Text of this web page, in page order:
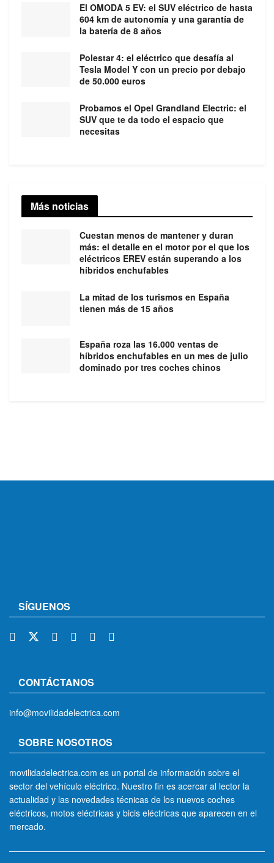
El OMODA 5 EV: el SUV eléctrico de hasta
604 km de autonomía y una garantía de
la batería de 8 años
Polestar 4: el eléctrico que desafía al
Tesla Model Y con un precio por debajo
de 50.000 euros
Probamos el Opel Grandland Electric: el
SUV que te da todo el espacio que
necesitas
Más noticias
Cuestan menos de mantener y duran
más: el detalle en el motor por el que los
eléctricos EREV están superando a los
híbridos enchufables
La mitad de los turismos en España
tienen más de 15 años
España roza las 16.000 ventas de
híbridos enchufables en un mes de julio
dominado por tres coches chinos
SÍGUENOS
CONTÁCTANOS
info@movilidadelectrica.com
SOBRE NOSOTROS
movilidadelectrica.com es un portal de información sobre el
sector del vehículo eléctrico. Nuestro fin es acercar al lector la
actualidad y las novedades técnicas de los nuevos coches
eléctricos, motos eléctricas y bicis eléctricas que aparecen en el
mercado.